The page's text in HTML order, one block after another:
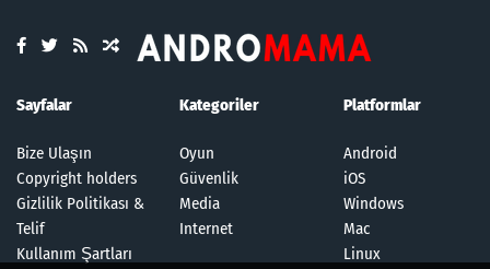
Sayfalar
Bize Ulaşın
Copyright holders
Gizlilik Politikası &
Telif
Kullanım Şartları
Kategoriler
Oyun
Güvenlik
Media
Internet
Platformlar
Android
iOS
Windows
Mac
Linux